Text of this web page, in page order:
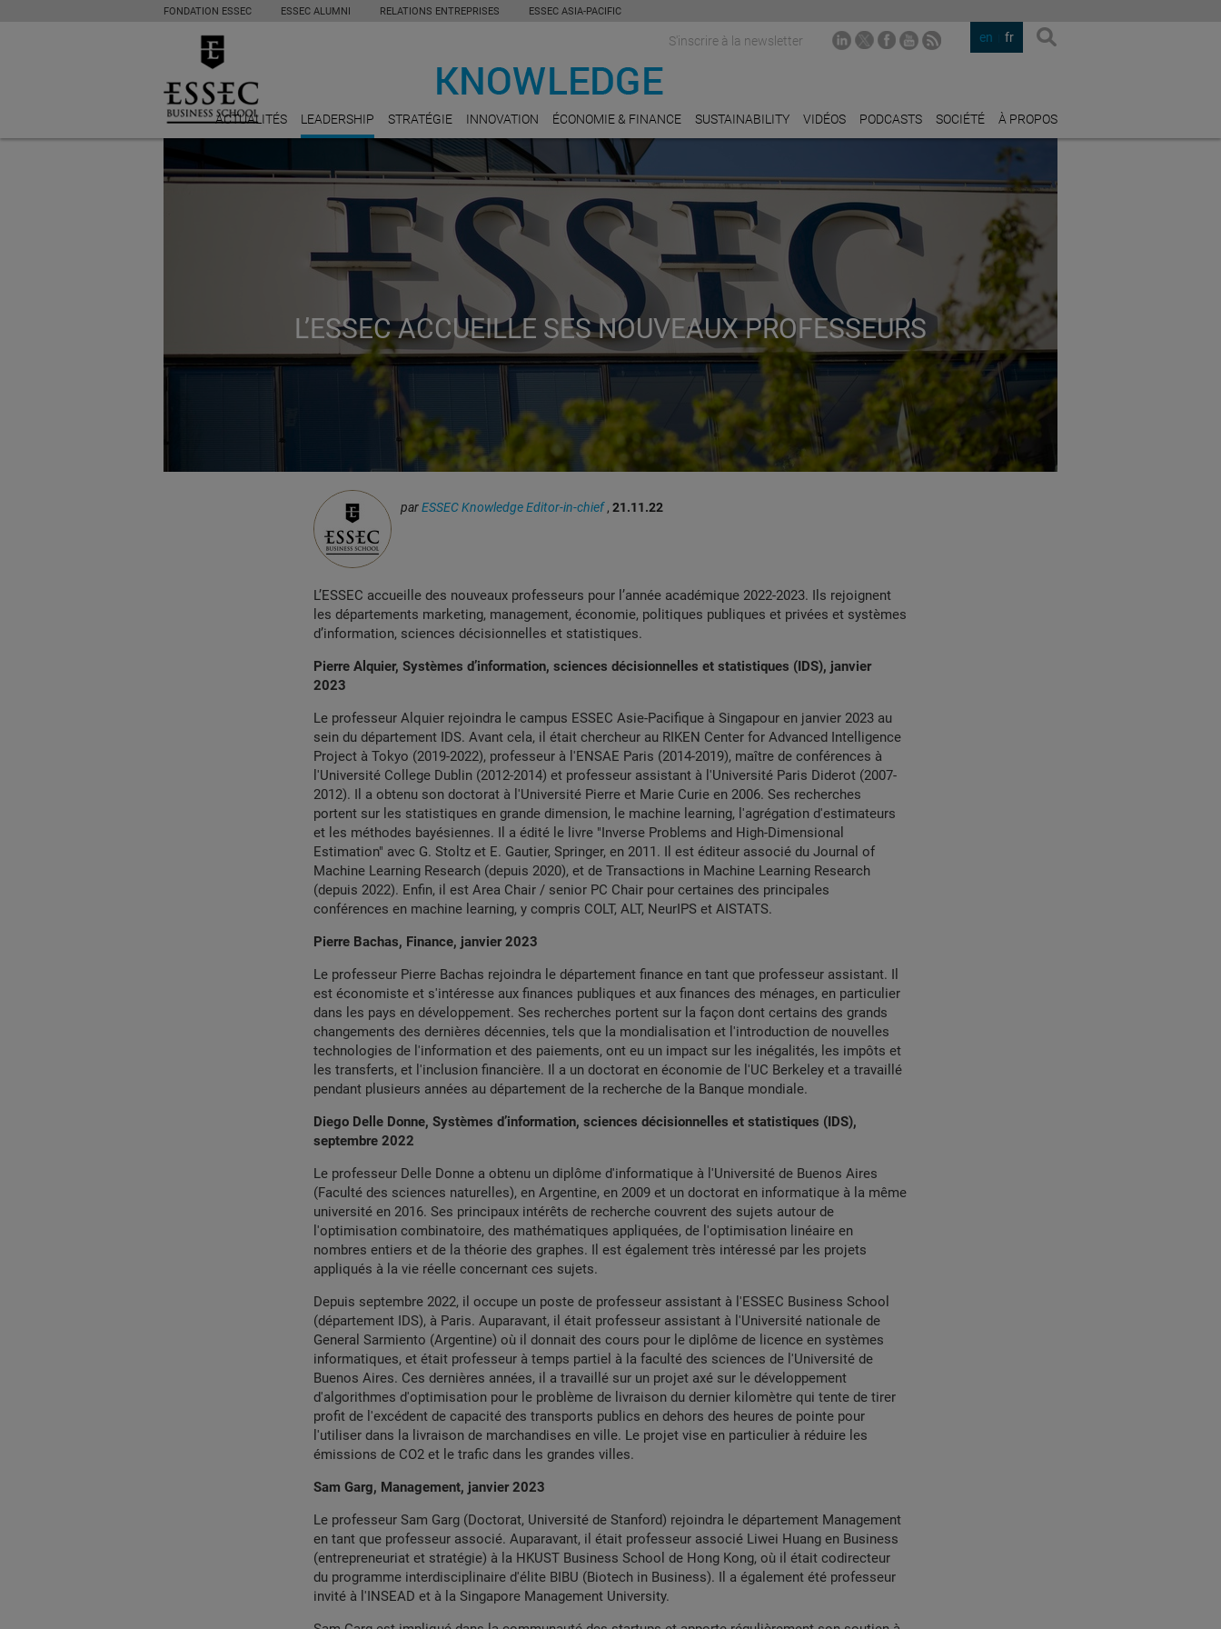
FONDATION ESSEC ESSEC ALUMNI RELATIONS ENTREPRISES ESSEC ASIA-PACIFIC
en fr
S'inscrire à la newsletter
ACTUALITÉS LEADERSHIP STRATÉGIE INNOVATION ÉCONOMIE & FINANCE SUSTAINABILITY VIDÉOS PODCASTS SOCIÉTÉ À PROPOS
L’ESSEC ACCUEILLE SES NOUVEAUX PROFESSEURS
parESSEC Knowledge Editor-in-chief, 21.11.22
L’ESSEC accueille des nouveaux professeurs pour l’année académique 2022-2023. Ils rejoignent
les départements marketing, management, économie, politiques publiques et privées et systèmes
d’information, sciences décisionnelles et statistiques.
Pierre Alquier, Systèmes d’information, sciences décisionnelles et statistiques (IDS), janvier
2023
Le professeur Alquier rejoindra le campus ESSEC Asie-Pacifique à Singapour en janvier 2023 au
sein du département IDS. Avant cela, il était chercheur au RIKEN Center for Advanced Intelligence
Project à Tokyo (2019-2022), professeur à l'ENSAE Paris (2014-2019), maître de conférences à
l'Université College Dublin (2012-2014) et professeur assistant à l'Université Paris Diderot (2007-
2012). Il a obtenu son doctorat à l'Université Pierre et Marie Curie en 2006. Ses recherches
portent sur les statistiques en grande dimension, le machine learning, l'agrégation d'estimateurs
et les méthodes bayésiennes. Il a édité le livre "Inverse Problems and High-Dimensional
Estimation" avec G. Stoltz et E. Gautier, Springer, en 2011. Il est éditeur associé du Journal of
Machine Learning Research (depuis 2020), et de Transactions in Machine Learning Research
(depuis 2022). Enfin, il est Area Chair / senior PC Chair pour certaines des principales
conférences en machine learning, y compris COLT, ALT, NeurIPS et AISTATS.
Pierre Bachas, Finance, janvier 2023
Le professeur Pierre Bachas rejoindra le département finance en tant que professeur assistant. Il
est économiste et s'intéresse aux finances publiques et aux finances des ménages, en particulier
dans les pays en développement. Ses recherches portent sur la façon dont certains des grands
changements des dernières décennies, tels que la mondialisation et l'introduction de nouvelles
technologies de l'information et des paiements, ont eu un impact sur les inégalités, les impôts et
les transferts, et l'inclusion financière. Il a un doctorat en économie de l'UC Berkeley et a travaillé
pendant plusieurs années au département de la recherche de la Banque mondiale.
Diego Delle Donne, Systèmes d’information, sciences décisionnelles et statistiques (IDS),
septembre 2022
Le professeur Delle Donne a obtenu un diplôme d'informatique à l'Université de Buenos Aires
(Faculté des sciences naturelles), en Argentine, en 2009 et un doctorat en informatique à la même
université en 2016. Ses principaux intérêts de recherche couvrent des sujets autour de
l'optimisation combinatoire, des mathématiques appliquées, de l'optimisation linéaire en
nombres entiers et de la théorie des graphes. Il est également très intéressé par les projets
appliqués à la vie réelle concernant ces sujets.
Depuis septembre 2022, il occupe un poste de professeur assistant à l'ESSEC Business School
(département IDS), à Paris. Auparavant, il était professeur assistant à l'Université nationale de
General Sarmiento (Argentine) où il donnait des cours pour le diplôme de licence en systèmes
informatiques, et était professeur à temps partiel à la faculté des sciences de l'Université de
Buenos Aires. Ces dernières années, il a travaillé sur un projet axé sur le développement
d'algorithmes d'optimisation pour le problème de livraison du dernier kilomètre qui tente de tirer
profit de l'excédent de capacité des transports publics en dehors des heures de pointe pour
l'utiliser dans la livraison de marchandises en ville. Le projet vise en particulier à réduire les
émissions de CO2 et le trafic dans les grandes villes.
Sam Garg, Management, janvier 2023
Le professeur Sam Garg (Doctorat, Université de Stanford) rejoindra le département Management
en tant que professeur associé. Auparavant, il était professeur associé Liwei Huang en Business
(entrepreneuriat et stratégie) à la HKUST Business School de Hong Kong, où il était codirecteur
du programme interdisciplinaire d'élite BIBU (Biotech in Business). Il a également été professeur
invité à l'INSEAD et à la Singapore Management University.